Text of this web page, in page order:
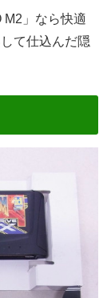
M2」なら快適
て仕込んだ隠